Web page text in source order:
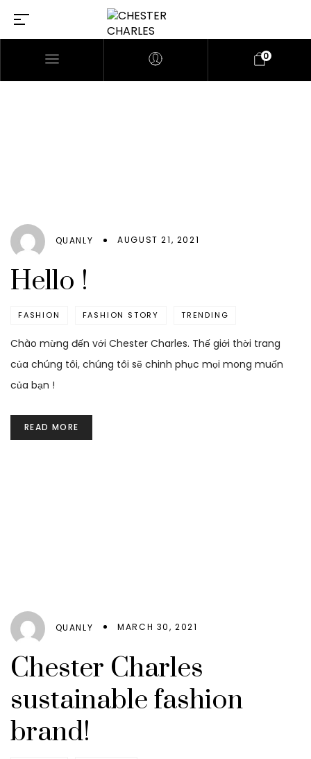
0
QUANLY AUGUST 21, 2021
Hello !
FASHION FASHION STORY TRENDING
Chào mừng đến với Chester Charles. Thế giới thời trang
của chúng tôi, chúng tôi sẽ chinh phục mọi mong muốn
của bạn !
READ MORE
QUANLY MARCH 30, 2021
Chester Charles
sustainable fashion
brand!